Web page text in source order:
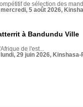
de sélection des
5 août 2026,
à Bandundu Ville
de l'est...
29 juin 2026,